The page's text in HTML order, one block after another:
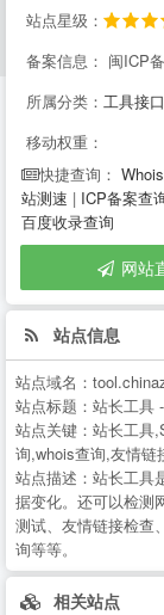
站点星级：
备案信息： 闽ICP
所属分类： 工具接口
移动权重：
快捷查询：
站测速 | ICP备案查
百度收录查询
网站
站点信息
站点域名：
站点标题： 站长工具
站点关键： 站长工具
询,whois查询,友情链
站点描述： 站长工具
据变化。还可以检测
测试、友情链接检查
询等等。
相关站点